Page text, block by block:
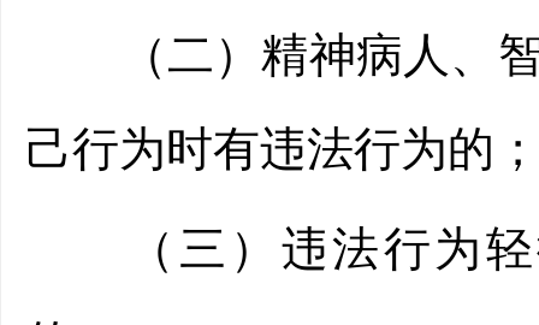
（二）精神病人、智
己行为时有违法行为的
（三）违法行为轻